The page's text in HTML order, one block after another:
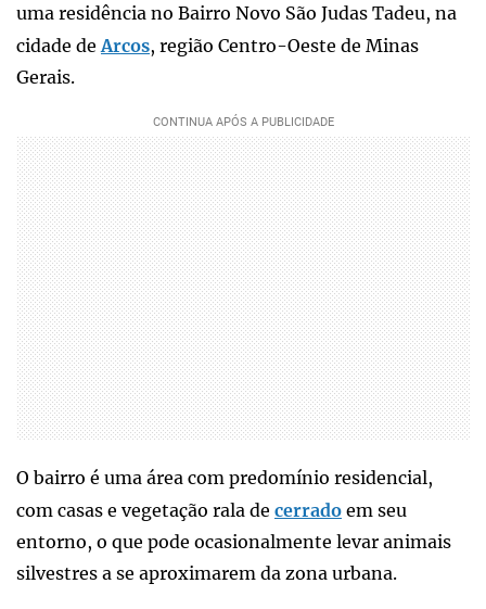
uma residência no Bairro Novo São Judas Tadeu, na
cidade de Arcos, região Centro-Oeste de Minas
Gerais.
O bairro é uma área com predomínio residencial,
com casas e vegetação rala de cerrado em seu
entorno, o que pode ocasionalmente levar animais
silvestres a se aproximarem da zona urbana.